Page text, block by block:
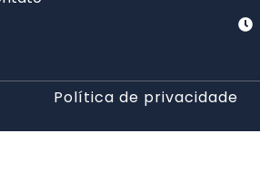
Política de privacidade